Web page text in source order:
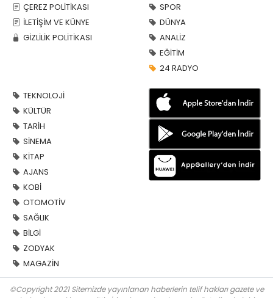
ÇEREZ POLİTİKASI
İLETİŞİM VE KÜNYE
GİZLİLİK POLİTİKASI
SPOR
DÜNYA
ANALİZ
EĞİTİM
24 RADYO
TEKNOLOJİ
KÜLTÜR
TARİH
SİNEMA
KİTAP
AJANS
KOBİ
OTOMOTİV
SAĞLIK
BİLGİ
ZODYAK
MAGAZİN
©Copyright 2021 Sitemizde yayınlanan haberlerin telif hakları gazete ve